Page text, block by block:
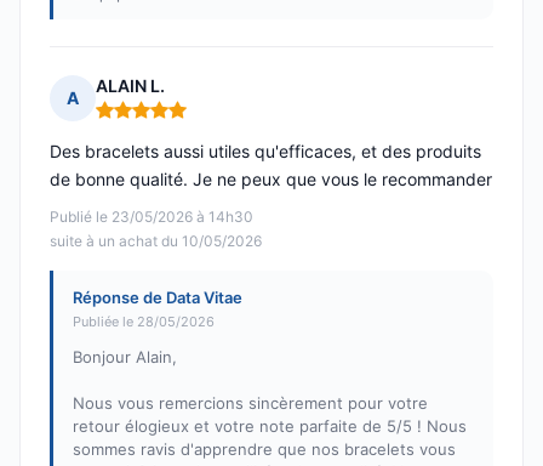
A
ALAIN L.
Note : 5 sur 5
Publié le 23/05/2026 à 14h30
suite à un achat du 10/05/2026
Des bracelets aussi utiles qu'efficaces, et des produits
de bonne qualité. Je ne peux que vous le recommander
Réponse de Data Vitae
Publiée le 28/05/2026
Bonjour Alain,
Nous vous remercions sincèrement pour votre
retour élogieux et votre note parfaite de 5/5 ! Nous
sommes ravis d'apprendre que nos bracelets vous